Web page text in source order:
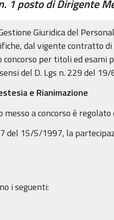
1 posto di Dirigente
Giuridica del
dal vigente contratto
per titoli ed esami
del D. Lgs n. 229 del
e Rianimazione
messo a concorso è
del 15/5/1997, la
i seguenti: